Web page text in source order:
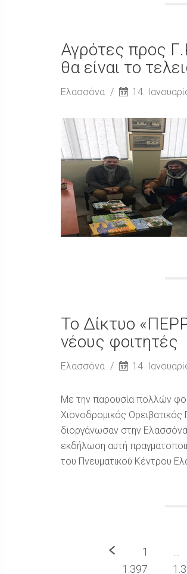
Αγρότες προς
θα είναι το
Ελασσόνα 14.
Το Δίκτυο
νέους φοιτητές
Ελασσόνα 14.
Με την παρουσία πολλών
Χιονοδρομικός
διοργάνωσαν στην Ελασσόνα
εκδήλωση αυτή
του Πνευματικού Κέντρου
Προηγούμενο
1
1.397